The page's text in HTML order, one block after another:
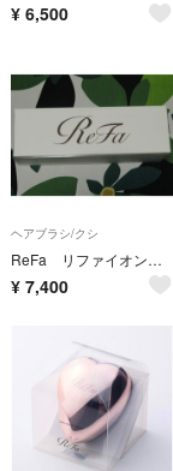
¥ 6,500
ヘアブラシ/クシ
ReFa リファイオンケアブラシ プレミアム
¥ 7,400